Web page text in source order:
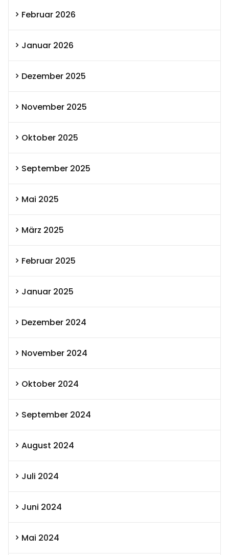
Februar 2026
Januar 2026
Dezember 2025
November 2025
Oktober 2025
September 2025
Mai 2025
März 2025
Februar 2025
Januar 2025
Dezember 2024
November 2024
Oktober 2024
September 2024
August 2024
Juli 2024
Juni 2024
Mai 2024